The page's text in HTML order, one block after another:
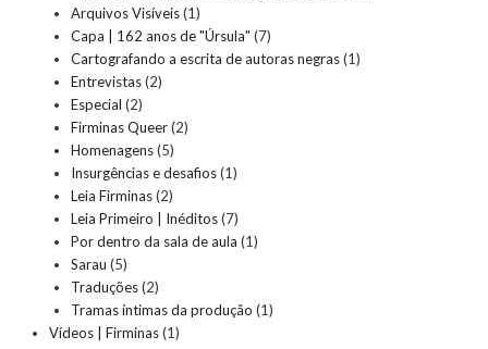
Arquivos Visíveis(1)
Capa | 162 anos de "Úrsula" (7)
Cartografando a escrita de autoras negras(1)
Entrevistas(2)
Especial (2)
Firminas Queer(2)
Homenagens(5)
Insurgências e desafios(1)
Leia Firminas(2)
Leia Primeiro | Inéditos(7)
Por dentro da sala de aula (1)
Sarau (5)
Traduções(2)
Tramas íntimas da produção (1)
Vídeos | Firminas(1)